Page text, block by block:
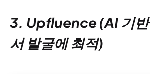
3. Upfluence (AI 기반
서 발굴에 최적)